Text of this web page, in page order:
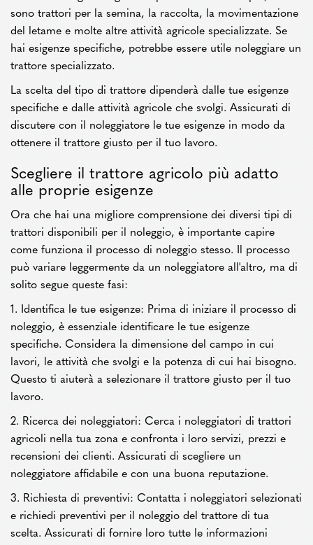
sono trattori per la semina, la raccolta, la movimentazione
del letame e molte altre attività agricole specializzate. Se
hai esigenze specifiche, potrebbe essere utile noleggiare un
trattore specializzato.
La scelta del tipo di trattore dipenderà dalle tue esigenze
specifiche e dalle attività agricole che svolgi. Assicurati di
discutere con il noleggiatore le tue esigenze in modo da
ottenere il trattore giusto per il tuo lavoro.
Scegliere il trattore agricolo più adatto
alle proprie esigenze
Ora che hai una migliore comprensione dei diversi tipi di
trattori disponibili per il noleggio, è importante capire
come funziona il processo di noleggio stesso. Il processo
può variare leggermente da un noleggiatore all'altro, ma di
solito segue queste fasi:
1. Identifica le tue esigenze: Prima di iniziare il processo di
noleggio, è essenziale identificare le tue esigenze
specifiche. Considera la dimensione del campo in cui
lavori, le attività che svolgi e la potenza di cui hai bisogno.
Questo ti aiuterà a selezionare il trattore giusto per il tuo
lavoro.
2. Ricerca dei noleggiatori: Cerca i noleggiatori di trattori
agricoli nella tua zona e confronta i loro servizi, prezzi e
recensioni dei clienti. Assicurati di scegliere un
noleggiatore affidabile e con una buona reputazione.
3. Richiesta di preventivi: Contatta i noleggiatori selezionati
e richiedi preventivi per il noleggio del trattore di tua
scelta. Assicurati di fornire loro tutte le informazioni